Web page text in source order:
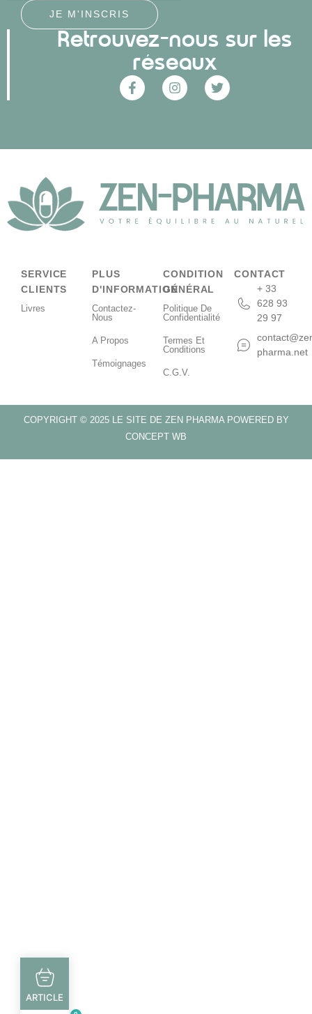
Retrouvez-nous sur les
réseaux
SERVICE
CLIENTS
Livres
PLUS
D'INFORMATION
Contactez-
Nous
A Propos
Témoignages
CONDITION
GÉNÉRAL
Politique De
Confidentialité
Termes Et
Conditions
C.G.V.
CONTACT
+ 33
628 93
29 97
pharma.net
COPYRIGHT © 2025 LE SITE DE ZEN PHARMA POWERED BY
CONCEPT WB
ARTICLE